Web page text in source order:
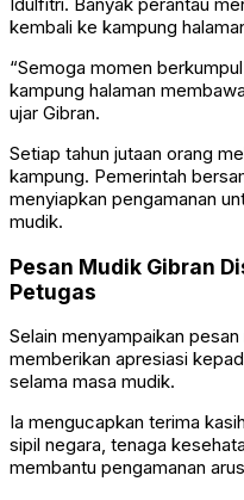
kembali ke kampung
“Semoga momen
kampung halaman
ujar Gibran.
Setiap tahun jutaan orang
kampung. Pemerintah
menyiapkan pengamanan
mudik.
Pesan Mudik Gibran
Petugas
Selain menyampaikan
memberikan apresiasi
selama masa mudik.
Ia mengucapkan terima
sipil negara, tenaga
membantu pengamanan